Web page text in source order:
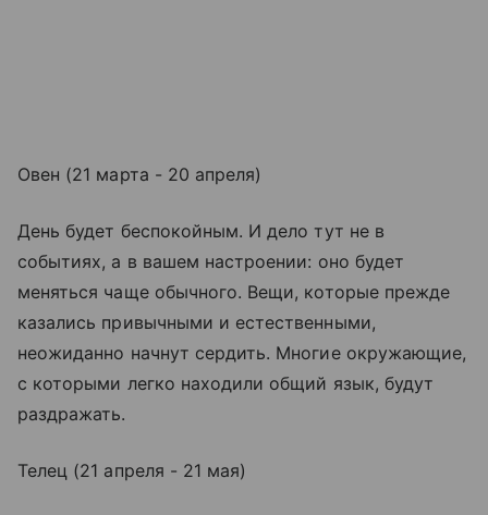
Овен (21 марта - 20 апреля)
День будет беспокойным. И дело тут не в
событиях, а в вашем настроении: оно будет
меняться чаще обычного. Вещи, которые прежде
казались привычными и естественными,
неожиданно начнут сердить. Многие окружающие,
с которыми легко находили общий язык, будут
раздражать.
Телец (21 апреля - 21 мая)